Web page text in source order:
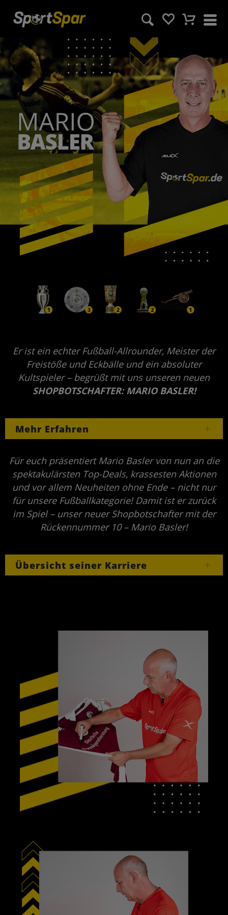
Er ist ein echter Fußball-Allrounder, Meister der
Freistöße und Eckbälle und ein absoluter
Kultspieler – begrüßt mit uns unseren neuen
SHOPBOTSCHAFTER: MARIO BASLER!
Mehr Erfahren
Für euch präsentiert Mario Basler von nun an die
spektakulärsten Top-Deals, krassesten Aktionen
und vor allem Neuheiten ohne Ende – nicht nur
für unsere Fußballkategorie! Damit ist er zurück
im Spiel – unser neuer Shopbotschafter mit der
Rückennummer 10 – Mario Basler!
Übersicht seiner Karriere